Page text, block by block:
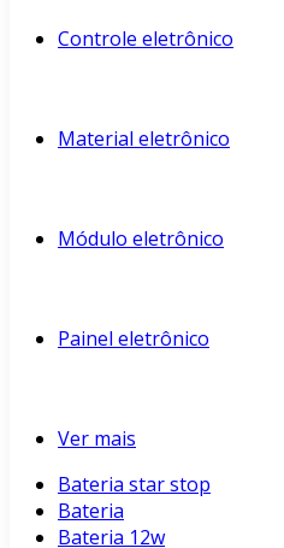
Controle eletrônico
Material eletrônico
Módulo eletrônico
Painel eletrônico
Ver mais
Bateria star stop
Bateria
Bateria 12w